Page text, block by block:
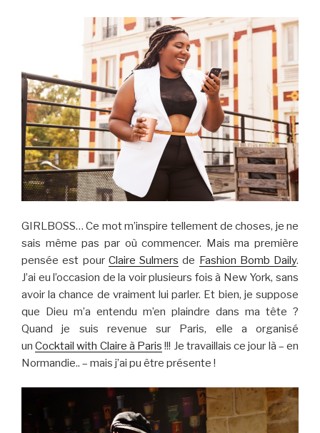
GIRLBOSS… Ce mot m’inspire tellement de choses, je ne
sais même pas par où commencer. Mais ma première
pensée est pour Claire Sulmers de Fashion Bomb Daily.
J’ai eu l’occasion de la voir plusieurs fois à New York, sans
avoir la chance de vraiment lui parler. Et bien, je suppose
que Dieu m’a entendu m’en plaindre dans ma tête ?
Quand je suis revenue sur Paris, elle a organisé
unCocktail with Claire à Paris !!! Je travaillais ce jour là – en
Normandie.. – mais j’ai pu être présente !